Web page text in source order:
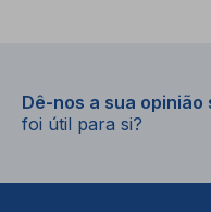
Dê-nos a sua
foi útil para si?